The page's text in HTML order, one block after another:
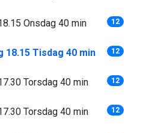
Onsdag 40 min 12
Tisdag 40 min 12
Torsdag 40 min 12
Torsdag 40 min 12